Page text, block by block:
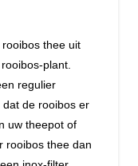
rooibos thee uit
plant.
regulier
de rooibos er
uw theepot of
rooibos thee dan